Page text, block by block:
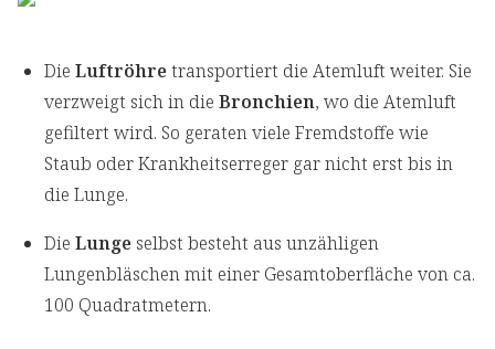
Die Luftröhretransportiert die Atemluft weiter. Sie
verzweigt sich in die Bronchien, wo die Atemluft
gefiltert wird. So geraten viele Fremdstoffe wie
Staub oder Krankheitserreger gar nicht erst bis in
die Lunge.
Die Lunge selbst besteht aus unzähligen
Lungenbläschen mit einer Gesamtoberfläche von ca.
100 Quadratmetern.